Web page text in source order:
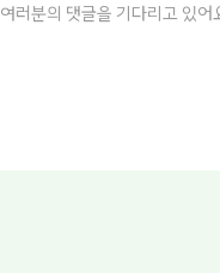
여러분의 댓글을 기다리고 있어